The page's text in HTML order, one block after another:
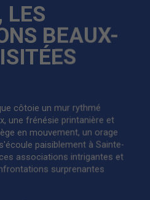
LES
BEAUX-
côtoie un mur rythmé
une frénésie printanière et
en mouvement, un orage
paisiblement à Sainte-
associations intrigantes et
surprenantes